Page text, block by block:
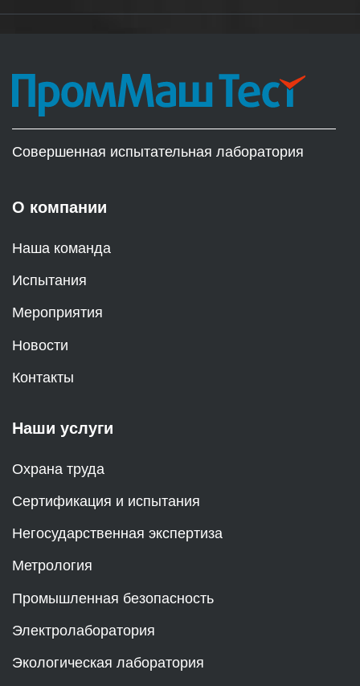
Совершенная испытательная лаборатория
О компании
Наша команда
Испытания
Мероприятия
Новости
Контакты
Наши услуги
Охрана труда
Сертификация и испытания
Негосударственная экспертиза
Метрология
Промышленная безопасность
Электролаборатория
Экологическая лаборатория